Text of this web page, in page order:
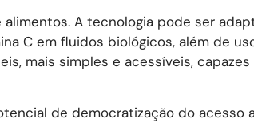
A tecnologia pode ser
C em fluidos biológicos, além de
mais simples e acessíveis,
de democratização do acesso